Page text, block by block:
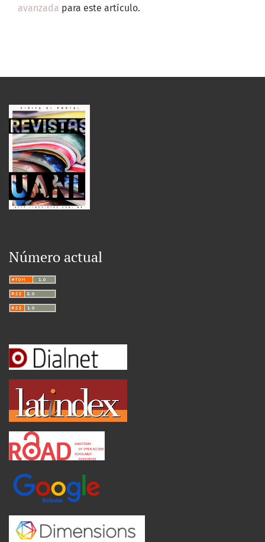
avanzada para este artículo.
Número actual